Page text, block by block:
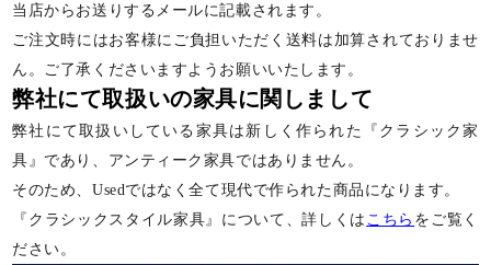
当店からお送りするメールに記載されます。
ご注文時にはお客様にご負担いただく送料は加算されておりませ
ん。ご了承くださいますようお願いいたします。
弊社にて取扱いの家具に関しまして
弊社にて取扱いしている家具は新しく作られた『クラシック家
具』であり、アンティーク家具ではありません。
そのため、Usedではなく全て現代で作られた商品になります。
『クラシックスタイル家具』について、詳しくは こちら をご覧く
ださい。